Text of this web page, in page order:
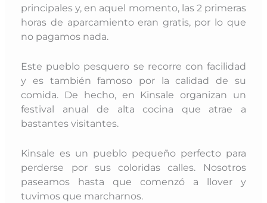
principales y, en aquel momento, las 2 primeras
horas de aparcamiento eran gratis, por lo que
no pagamos nada.
Este pueblo pesquero se recorre con facilidad
y es también famoso por la calidad de su
comida. De hecho, en Kinsale organizan un
festival anual de alta cocina que atrae a
bastantes visitantes.
Kinsale es un pueblo pequeño perfecto para
perderse por sus coloridas calles. Nosotros
paseamos hasta que comenzó a llover y
tuvimos que marcharnos.